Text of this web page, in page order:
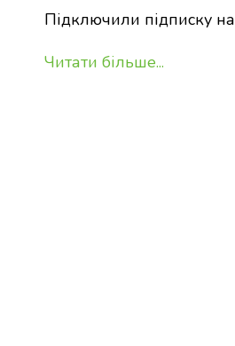
Підключили підписку на
Читати більше...